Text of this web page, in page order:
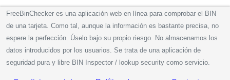
FreeBinChecker es una aplicación web en línea para comprobar el BIN
de una tarjeta. Como tal, aunque la información es bastante precisa, no
espere la perfección. Úselo bajo su propio riesgo. No almacenamos los
datos introducidos por los usuarios. Se trata de una aplicación de
seguridad pura y libre BIN Inspector / lookup security como servicio.